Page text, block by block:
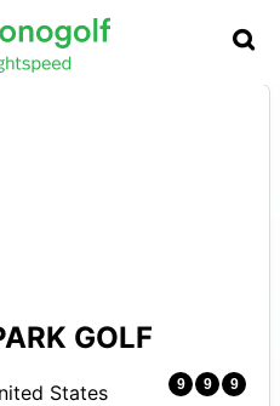
9 9 9
GOLF
States